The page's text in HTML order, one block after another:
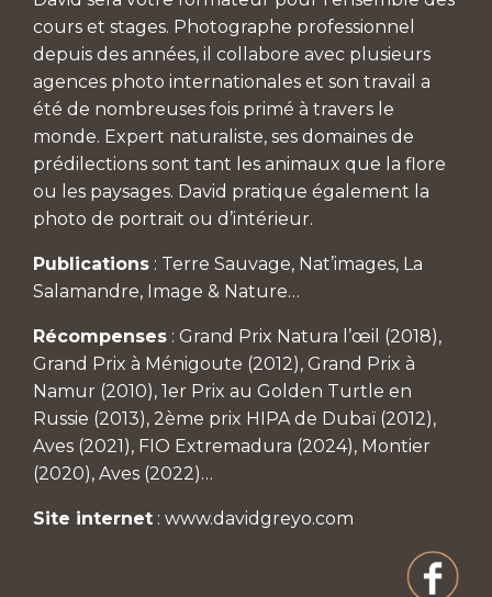
cours et stages. Photographe professionnel
depuis des années, il collabore avec plusieurs
agences photo internationales et son travail a
été de nombreuses fois primé à travers le
monde. Expert naturaliste, ses domaines de
prédilections sont tant les animaux que la flore
ou les paysages. David pratique également la
photo de portrait ou d’intérieur.
Publications : Terre Sauvage, Nat’images, La
Salamandre, Image & Nature…
Récompenses : Grand Prix Natura l’œil (2018),
Grand Prix à Ménigoute (2012), Grand Prix à
Namur (2010), 1er Prix au Golden Turtle en
Russie (2013), 2ème prix HIPA de Dubaï (2012),
Aves (2021), FIO Extremadura (2024), Montier
(2020), Aves (2022)…
Site internet : www.davidgreyo.com